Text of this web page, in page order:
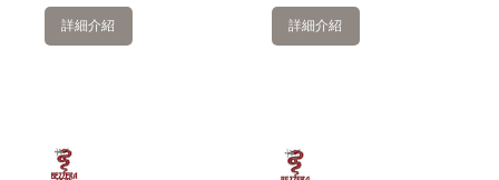
詳細介紹 詳細介紹